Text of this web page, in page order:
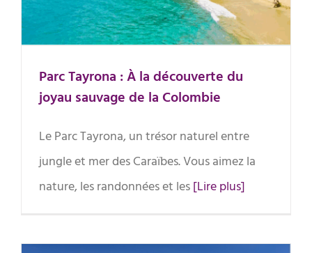
Parc Tayrona : À la découverte du
joyau sauvage de la Colombie
Le Parc Tayrona, un trésor naturel entre
jungle et mer des Caraïbes. Vous aimez la
nature, les randonnées et les [Lire plus]